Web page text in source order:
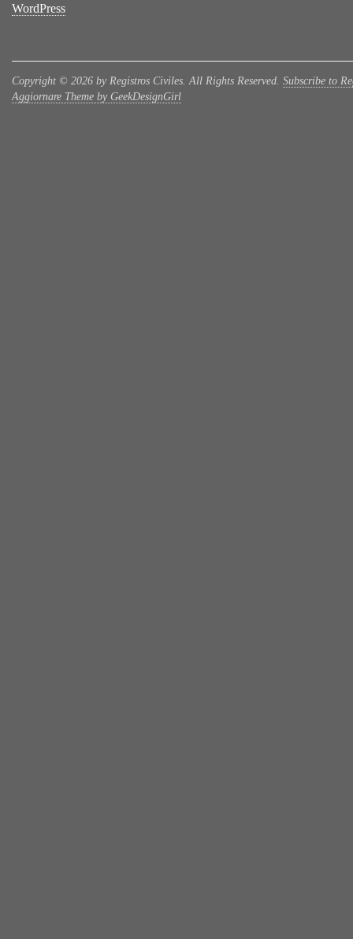
WordPress
Copyright © 2026 by Registros Civiles. All Rights Reserved. Subscribe to
Aggiornare Theme by GeekDesignGirl